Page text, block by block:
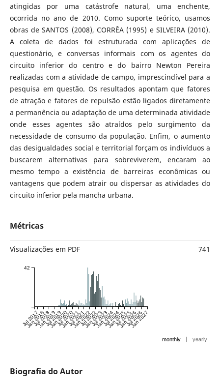
atingidas por uma catástrofe natural, uma enchente,
ocorrida no ano de 2010. Como suporte teórico, usamos
obras de SANTOS (2008), CORRÊA (1995) e SILVEIRA (2010).
A coleta de dados foi estruturada com aplicações de
questionário, e conversas informais com os agentes do
circuito inferior do centro e do bairro Newton Pereira
realizadas com a atividade de campo, imprescindível para a
pesquisa em questão. Os resultados apontam que fatores
de atração e fatores de repulsão estão ligados diretamente
a permanência ou adaptação de uma determinada atividade
onde esses agentes são atraídos pelo surgimento da
necessidade de consumo da população. Enfim, o aumento
das desigualdades social e territorial forçam os indivíduos a
buscarem alternativas para sobreviverem, encaram ao
mesmo tempo a existência de barreiras econômicas ou
vantagens que podem atrair ou dispersar as atividades do
circuito inferior pela mancha urbana.
Métricas
Visualizações em PDF 741
Jul 2017
Jan 2018
Jul 2018
Jan 2019
Jul 2019
Jan 2020
Jul 2020
Jan 2021
Jul 2021
Jan 2022
Jul 2022
Jan 2023
Jul 2023
Jan 2024
Jul 2024
Jan 2025
Jul 2025
Jan 2026
Jul 2026
Jan 2027
42
monthly | yearly
Biografia do Autor